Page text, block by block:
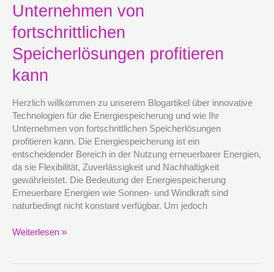
Unternehmen von
fortschrittlichen
Speicherlösungen profitieren
kann
Herzlich willkommen zu unserem Blogartikel über innovative
Technologien für die Energiespeicherung und wie Ihr
Unternehmen von fortschrittlichen Speicherlösungen
profitieren kann. Die Energiespeicherung ist ein
entscheidender Bereich in der Nutzung erneuerbarer Energien,
da sie Flexibilität, Zuverlässigkeit und Nachhaltigkeit
gewährleistet. Die Bedeutung der Energiespeicherung
Erneuerbare Energien wie Sonnen- und Windkraft sind
naturbedingt nicht konstant verfügbar. Um jedoch
Energiespeicherung:
Wie
Ihr
Unternehmen
von
fortschrittlichen
profitieren
kann
Weiterlesen »